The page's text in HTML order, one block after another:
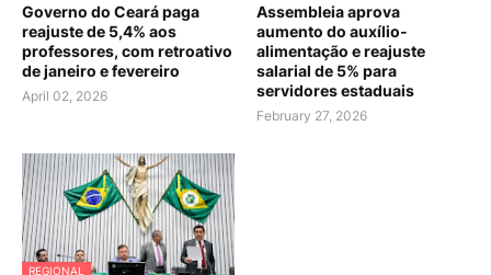
Governo do Ceará paga
reajuste de 5,4% aos
professores, com retroativo
de janeiro e fevereiro
April 02, 2026
Assembleia aprova
aumento do auxílio-
alimentação e reajuste
salarial de 5% para
servidores estaduais
February 27, 2026
REGIONAL